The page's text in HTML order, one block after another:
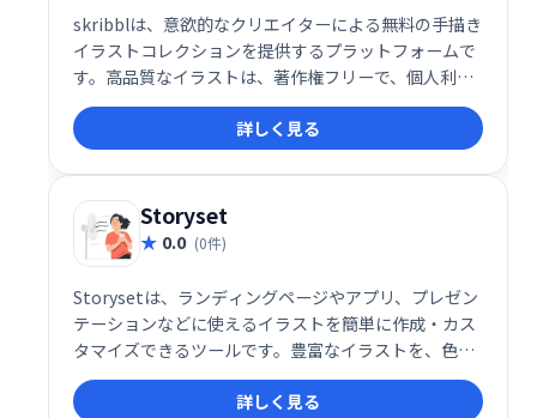
skribblは、意欲的なクリエイターによる無料の手描き
イラストコレクションを提供するプラットフォームで
す。高品質なイラストは、著作権フリーで、個人利用
から商用利用まで幅広い用途でご利用いただけます。
グローバルなコミュニティが作り出す、多様なイラス
トをぜひお楽しみください。
詳しく見る
Storyset
0.0 (0件)
Storysetは、ランディングページやアプリ、プレゼン
テーションなどに使えるイラストを簡単に作成・カス
タマイズできるツールです。豊富なイラストを、色変
更や動画化など、自在に編集してダウンロードできま
す。あなたのアイデアを視覚的に魅力的な表現に変え
詳しく見る